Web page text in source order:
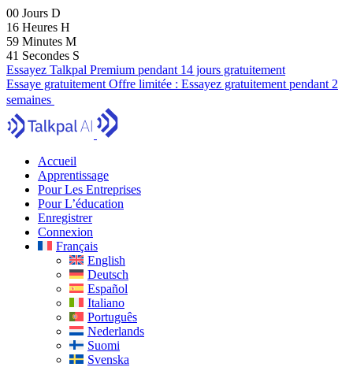
00 Jours D
16 Heures H
59 Minutes M
39 Secondes S
Essayez Talkpal Premium pendant 14 jours gratuitement
Essaye gratuitement Offre limitée : Essayez gratuitement pendant 2
semaines
Accueil
Apprentissage
Pour Les Entreprises
Pour L’éducation
Enregistrer
Connexion
Français
English
Deutsch
Español
Italiano
Português
Nederlands
Suomi
Svenska